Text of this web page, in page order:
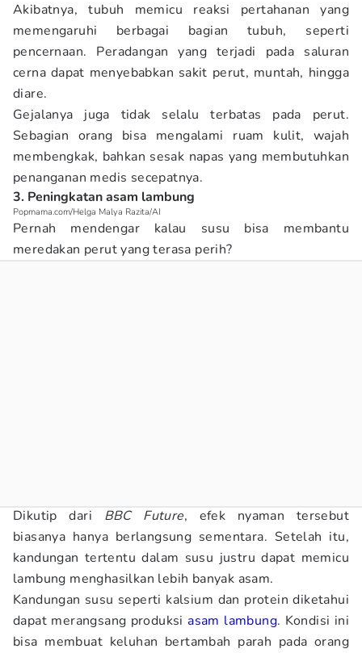
Akibatnya, tubuh memicu reaksi pertahanan yang
memengaruhi berbagai bagian tubuh, seperti
pencernaan. Peradangan yang terjadi pada saluran
cerna dapat menyebabkan sakit perut, muntah, hingga
diare.
Gejalanya juga tidak selalu terbatas pada perut.
Sebagian orang bisa mengalami ruam kulit, wajah
membengkak, bahkan sesak napas yang membutuhkan
penanganan medis secepatnya.
3. Peningkatan asam lambung
Popmama.com/Helga Malya Razita/AI
Pernah mendengar kalau susu bisa membantu
meredakan perut yang terasa perih?
Dikutip dari BBC Future, efek nyaman tersebut
biasanya hanya berlangsung sementara. Setelah itu,
kandungan tertentu dalam susu justru dapat memicu
lambung menghasilkan lebih banyak asam.
Kandungan susu seperti kalsium dan protein diketahui
dapat merangsang produksiasam lambung. Kondisi ini
bisa membuat keluhan bertambah parah pada orang